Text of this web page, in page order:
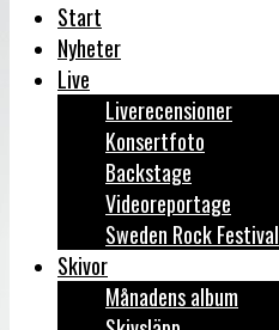
Start
Nyheter
Live
Liverecensioner
Konsertfoto
Backstage
Videoreportage
Sweden Rock Festival
Skivor
Månadens album